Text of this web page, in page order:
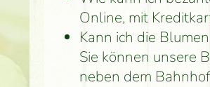
Online, mit
Kann ich die
Sie können unsere
neben dem